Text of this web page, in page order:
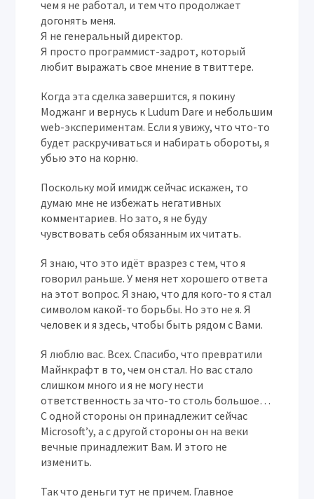
чем я не работал, и тем что продолжает
догонять меня.
Я не генеральный директор.
Я просто программист-задрот, который
любит выражать свое мнение в твиттере.
Когда эта сделка завершится, я покину
Моджанг и вернусь к Ludum Dare и небольшим
web-экспериментам. Если я увижу, что что-то
будет раскручиваться и набирать обороты, я
убью это на корню.
Поскольку мой имидж сейчас искажен, то
думаю мне не избежать негативных
комментариев. Но зато, я не буду
чувствовать себя обязанным их читать.
Я знаю, что это идёт вразрез с тем, что я
говорил раньше. У меня нет хорошего ответа
на этот вопрос. Я знаю, что для кого-то я стал
символом какой-то борьбы. Но это не я. Я
человек и я здесь, чтобы быть рядом с Вами.
Я люблю вас. Всех. Спасибо, что превратили
Майнкрафт в то, чем он стал. Но вас стало
слишком много и я не могу нести
ответственность за что-то столь большое…
С одной стороны он принадлежит сейчас
Microsoft’у, а с другой стороны он на веки
вечные принадлежит Вам. И этого не
изменить.
Так что деньги тут не причем. Главное